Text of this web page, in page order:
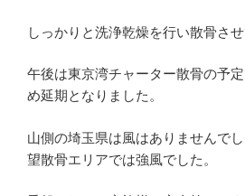
しっかりと洗浄乾燥を行い散骨させ
午後は東京湾チャーター散骨の予
め延期となりました。
山側の埼玉県は風はありませんで
望散骨エリアでは強風でした。